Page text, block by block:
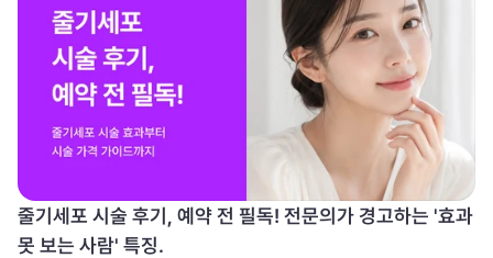
줄기세포 시술 후기, 예약 전 필독! 전문의가 경고하는 '효과
못 보는 사람' 특징.